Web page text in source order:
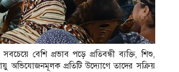
বেশি প্রভাব পড়ে প্রতিবন্ধী ব্যক্তি, শিশু,
অভিযোজনমূলক প্রতিটি উদ্যোগে তাদের সক্রিয়